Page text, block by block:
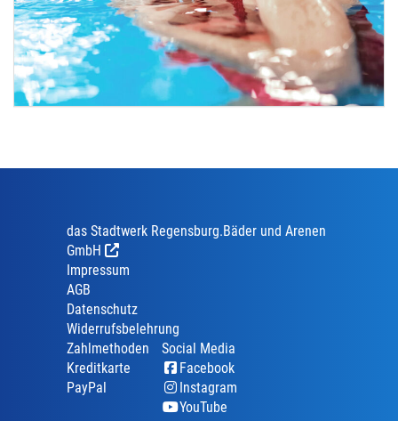
das Stadtwerk Regensburg.Bäder und Arenen
GmbH
Impressum
AGB
Datenschutz
Widerrufsbelehrung
Zahlmethoden
Kreditkarte
PayPal
Social Media
Facebook
Instagram
YouTube